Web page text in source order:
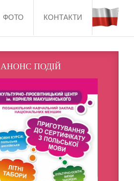
ФОТО КОНТАКТИ
АНОНС ПОДІЙ